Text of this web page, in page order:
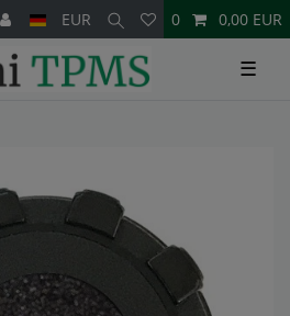
EUR 0 0,00 EUR
☰